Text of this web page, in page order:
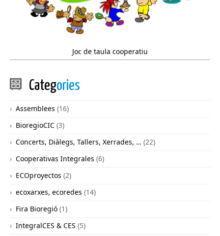
Joc de taula cooperatiu
Categories
Assemblees (16)
BioregioCIC (3)
Concerts, Diàlegs, Tallers, Xerrades, … (22)
Cooperativas Integrales (6)
ECOproyectos (2)
ecoxarxes, ecoredes (14)
Fira Bioregió (1)
IntegralCES & CES (5)